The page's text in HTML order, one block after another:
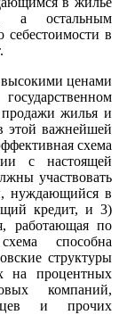
а остальным
себестоимости в
ценами
продажи жилья и
этой важнейшей
схема
с настоящей
участвовать
нуждающийся в
кредит, и 3)
работающая по
способна
структуры
на процентных
компаний,
и прочих